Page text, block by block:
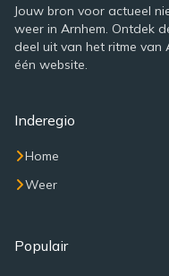
Jouw bron voor actueel
weer in Arnhem. Ontdek
deel uit van het ritme van
één website.
Inderegio
Home
Weer
Populair